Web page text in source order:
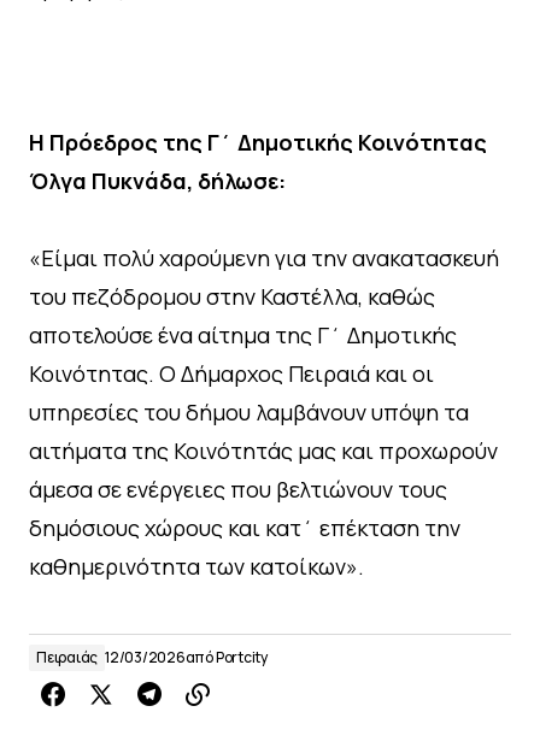
Η Πρόεδρος της Γ΄ Δημοτικής Κοινότητας
Όλγα Πυκνάδα, δήλωσε:
«Είμαι πολύ χαρούμενη για την ανακατασκευή
του πεζόδρομου στην Καστέλλα, καθώς
αποτελούσε ένα αίτημα της Γ΄ Δημοτικής
Κοινότητας. Ο Δήμαρχος Πειραιά και οι
υπηρεσίες του δήμου λαμβάνουν υπόψη τα
αιτήματα της Κοινότητάς μας και προχωρούν
άμεσα σε ενέργειες που βελτιώνουν τους
δημόσιους χώρους και κατ΄ επέκταση την
καθημερινότητα των κατοίκων».
Πειραιάς 12/03/2026απόPortcity